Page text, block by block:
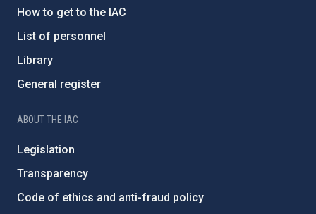
How to get to the IAC
List of personnel
Library
General register
ABOUT THE IAC
Legislation
Transparency
Code of ethics and anti-fraud policy